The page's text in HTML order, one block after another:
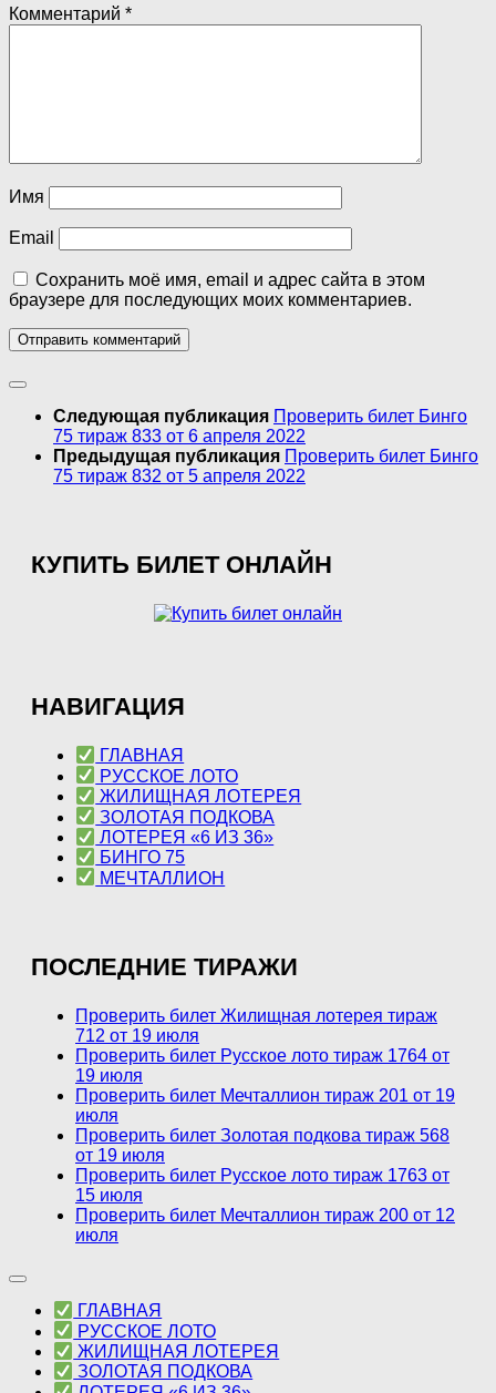
Комментарий *
Имя
Email
Сохранить моё имя, email и адрес сайта в этом
браузере для последующих моих комментариев.
Следующая публикация Проверить билет Бинго
75 тираж 833 от 6 апреля 2022
Предыдущая публикация Проверить билет Бинго
75 тираж 832 от 5 апреля 2022
КУПИТЬ БИЛЕТ ОНЛАЙН
НАВИГАЦИЯ
ГЛАВНАЯ
РУССКОЕ ЛОТО
ЖИЛИЩНАЯ ЛОТЕРЕЯ
ЗОЛОТАЯ ПОДКОВА
ЛОТЕРЕЯ «6 ИЗ 36»
БИНГО 75
МЕЧТАЛЛИОН
ПОСЛЕДНИЕ ТИРАЖИ
Проверить билет Жилищная лотерея тираж
712 от 19 июля
Проверить билет Русское лото тираж 1764 от
19 июля
Проверить билет Мечталлион тираж 201 от 19
июля
Проверить билет Золотая подкова тираж 568
от 19 июля
Проверить билет Русское лото тираж 1763 от
15 июля
Проверить билет Мечталлион тираж 200 от 12
июля
ГЛАВНАЯ
РУССКОЕ ЛОТО
ЖИЛИЩНАЯ ЛОТЕРЕЯ
ЗОЛОТАЯ ПОДКОВА